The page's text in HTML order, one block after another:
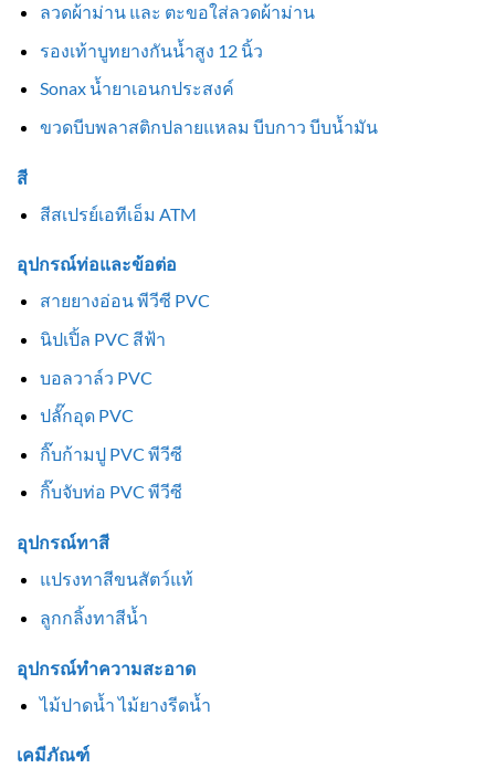
ลวดผ้าม่าน และ ตะขอใส่ลวดผ้าม่าน
รองเท้าบูทยางกันน้ำสูง 12 นิ้ว
Sonax น้ำยาเอนกประสงค์
ขวดบีบพลาสติกปลายแหลม บีบกาว บีบน้ำมัน
สี
สีสเปรย์เอทีเอ็ม ATM
อุปกรณ์ท่อและข้อต่อ
สายยางอ่อน พีวีซี PVC
นิปเปิ้ล PVC สีฟ้า
บอลวาล์ว PVC
ปลั๊กอุด PVC
กิ๊บก้ามปู PVC พีวีซี
กิ๊บจับท่อ PVC พีวีซี
อุปกรณ์ทาสี
แปรงทาสีขนสัตว์แท้
ลูกกลิ้งทาสีน้ำ
อุปกรณ์ทำความสะอาด
ไม้ปาดน้ำ ไม้ยางรีดน้ำ
เคมีภัณฑ์